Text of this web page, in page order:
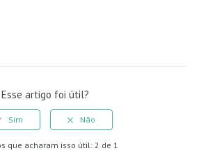
Esse artigo foi útil?
que acharam isso útil: 2 de 1